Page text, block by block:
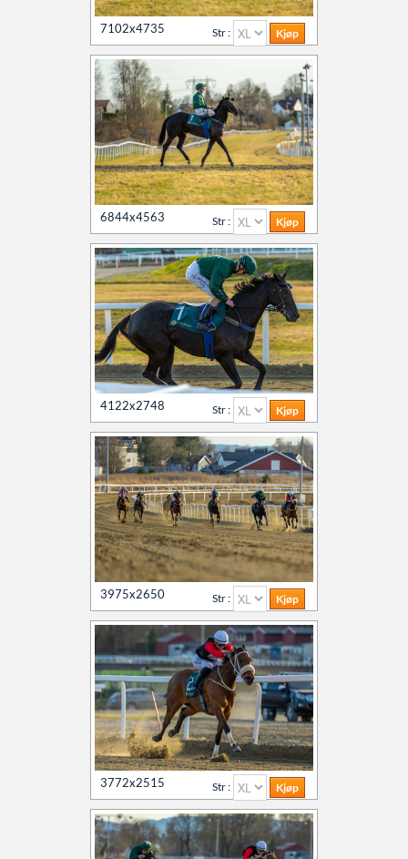
7102x4735 Str :
6844x4563 Str :
4122x2748 Str :
3975x2650 Str :
3772x2515 Str :